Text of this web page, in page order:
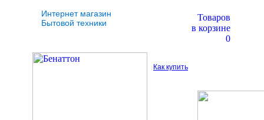
Интернет магазин
Бытовой техники
Товаров
в корзине
0
Как купить